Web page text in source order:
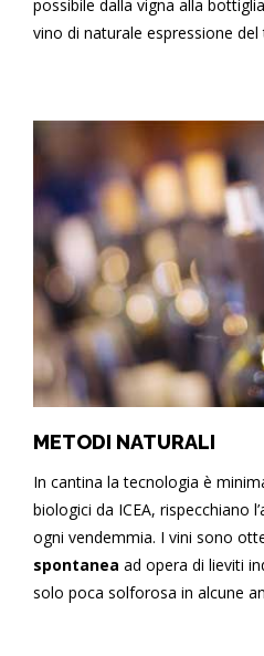
possibile dalla vigna alla
vino di naturale espressione
METODI NATURALI
In cantina la tecnologia è
biologici da ICEA, rispecchiano
ogni vendemmia. I vini sono
spontanea ad opera di lieviti
solo poca solforosa in alcune